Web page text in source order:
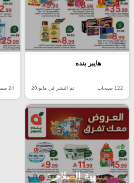
هايبر بنده
122 صفحات تم النشر في مايو 20 24 صفحات
منتهية الصلاحية